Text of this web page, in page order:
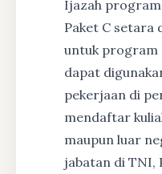
Ijazah
Paket C setara
untuk program
dapat
pekerjaan di
mendaftar
maupun luar
jabatan di TNI,